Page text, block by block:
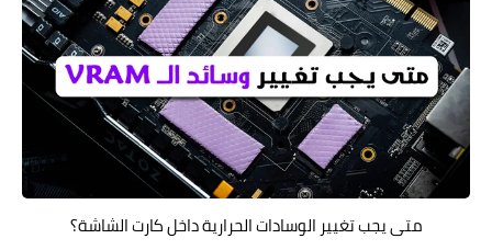
متى يجب تغيير الوسادات الحرارية داخل كارت الشاشة؟